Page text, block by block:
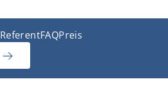
ReferentFAQPreis